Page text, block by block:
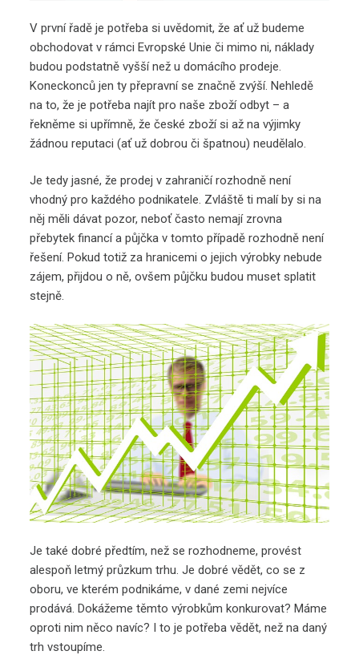
V první řadě je potřeba si uvědomit, že ať už budeme
obchodovat v rámci Evropské Unie či mimo ni, náklady
budou podstatně vyšší než u domácího prodeje.
Koneckonců jen ty přepravní se značně zvýší. Nehledě
na to, že je potřeba najít pro naše zboží odbyt – a
řekněme si upřímně, že české zboží si až na výjimky
žádnou reputaci (ať už dobrou či špatnou) neudělalo.
Je tedy jasné, že prodej v zahraničí rozhodně není
vhodný pro každého podnikatele. Zvláště ti malí by si na
něj měli dávat pozor, neboť často nemají zrovna
přebytek financí a půjčka v tomto případě rozhodně není
řešení. Pokud totiž za hranicemi o jejich výrobky nebude
zájem, přijdou o ně, ovšem půjčku budou muset splatit
stejně.
Je také dobré předtím, než se rozhodneme, provést
alespoň letmý průzkum trhu. Je dobré vědět, co se z
oboru, ve kterém podnikáme, v dané zemi nejvíce
prodává. Dokážeme těmto výrobkům konkurovat? Máme
oproti nim něco navíc? I to je potřeba vědět, než na daný
trh vstoupíme.